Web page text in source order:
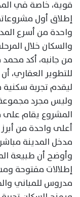
قوية، خاصة في
إطلاق أول
واحدة من أسرع
والسكان خلال
من جانبه، أكد
ليقدم تجربة
وليس مجرد
أعلى واحدة من أبرز
مدخل المدينة
وأوضح أن طبيعة
إطلالات مفتوحة
مدروس للمباني